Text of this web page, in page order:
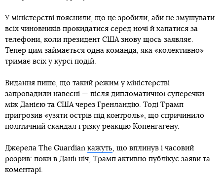
У міністерстві пояснили, що це зробили, аби не змушувати
всіх чиновників прокидатися серед ночі й хапатися за
телефони, коли президент США знову щось заявляє.
Тепер цим займається одна команда, яка «колективно»
тримає всіх у курсі подій.
Видання пише, що такий режим у міністерстві
запровадили навесні — після дипломатичної суперечки
між Данією та США через Гренландію. Тоді Трамп
пригрозив «узяти острів під контроль», що спричинило
політичний скандал і різку реакцію Копенгагену.
Джерела The Guardian кажуть , що вплинув і часовий
розрив: поки в Данії ніч, Трамп активно публікує заяви та
коментарі.